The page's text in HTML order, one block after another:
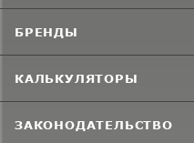
БРЕНДЫ
КАЛЬКУЛЯТОРЫ
ЗАКОНОДАТЕЛЬСТВО